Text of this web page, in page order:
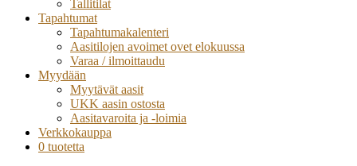
Tallitilat
Tapahtumat
Tapahtumakalenteri
Aasitilojen avoimet ovet elokuussa
Varaa / ilmoittaudu
Myydään
Myytävät aasit
UKK aasin ostosta
Aasitavaroita ja -loimia
Verkkokauppa
0 tuotetta